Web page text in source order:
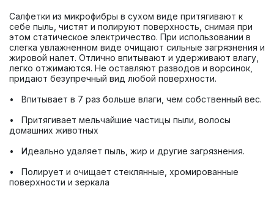
Салфетки из микрофибры в сухом виде притягивают к
себе пыль, чистят и полируют поверхность, снимая при
этом статическое электричество. При использовании в
слегка увлажненном виде очищают сильные загрязнения и
жировой налет. Отлично впитывают и удерживают влагу,
легко отжимаются. Не оставляют разводов и ворсинок,
•   Притягивает мельчайшие частицы пыли, волосы
•   Полирует и очищает стеклянные, хромированные